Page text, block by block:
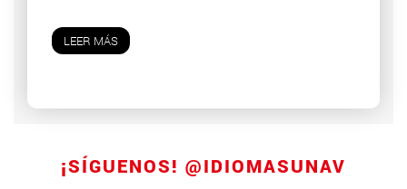
LEER MÁS
¡SÍGUENOS! @IDIOMASUNAV